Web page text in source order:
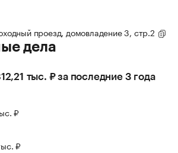
проезд, домовладение 3, стр.2
дела
тыс. ₽ за последние 3 года
₽
₽